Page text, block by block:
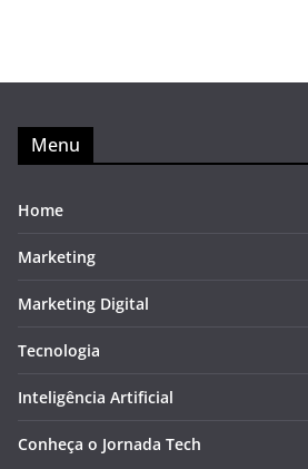
Menu
Home
Marketing
Marketing Digital
Tecnologia
Inteligência Artificial
Conheça o Jornada Tech